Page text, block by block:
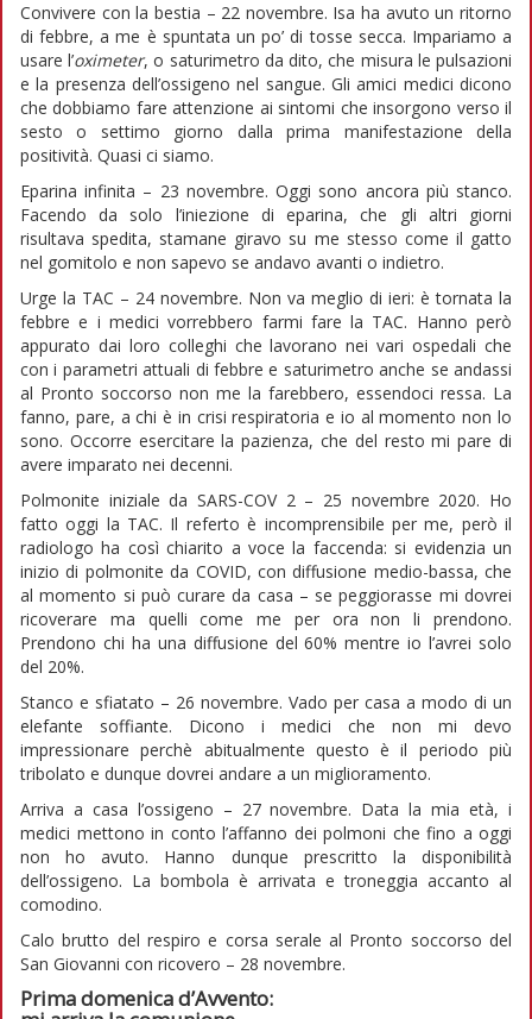
Convivere con la bestia – 22 novembre. Isa ha avuto un ritorno
di febbre, a me è spuntata un po’ di tosse secca. Impariamo a
usare l’oximeter, o saturimetro da dito, che misura le pulsazioni
e la presenza dell’ossigeno nel sangue. Gli amici medici dicono
che dobbiamo fare attenzione ai sintomi che insorgono verso il
sesto o settimo giorno dalla prima manifestazione della
positività. Quasi ci siamo.
Eparina infinita – 23 novembre. Oggi sono ancora più stanco.
Facendo da solo l’iniezione di eparina, che gli altri giorni
risultava spedita, stamane giravo su me stesso come il gatto
nel gomitolo e non sapevo se andavo avanti o indietro.
Urge la TAC – 24 novembre. Non va meglio di ieri: è tornata la
febbre e i medici vorrebbero farmi fare la TAC. Hanno però
appurato dai loro colleghi che lavorano nei vari ospedali che
con i parametri attuali di febbre e saturimetro anche se andassi
al Pronto soccorso non me la farebbero, essendoci ressa. La
fanno, pare, a chi è in crisi respiratoria e io al momento non lo
sono. Occorre esercitare la pazienza, che del resto mi pare di
avere imparato nei decenni.
Polmonite iniziale da SARS-COV 2 – 25 novembre 2020. Ho
fatto oggi la TAC. Il referto è incomprensibile per me, però il
radiologo ha così chiarito a voce la faccenda: si evidenzia un
inizio di polmonite da COVID, con diffusione medio-bassa, che
al momento si può curare da casa – se peggiorasse mi dovrei
ricoverare ma quelli come me per ora non li prendono.
Prendono chi ha una diffusione del 60% mentre io l’avrei solo
del 20%.
Stanco e sfiatato – 26 novembre. Vado per casa a modo di un
elefante soffiante. Dicono i medici che non mi devo
impressionare perchè abitualmente questo è il periodo più
tribolato e dunque dovrei andare a un miglioramento.
Arriva a casa l’ossigeno – 27 novembre. Data la mia età, i
medici mettono in conto l’affanno dei polmoni che fino a oggi
non ho avuto. Hanno dunque prescritto la disponibilità
dell’ossigeno. La bombola è arrivata e troneggia accanto al
comodino.
Calo brutto del respiro e corsa serale al Pronto soccorso del
San Giovanni con ricovero – 28 novembre.
Prima domenica d’Avvento: